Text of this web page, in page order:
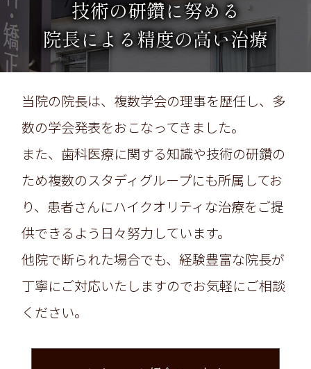
技術の研鑽に努める
院長による精度の高い治療
当院の院長は、複数学会の理事を歴任し、多
数の学会発表をおこなってきました。
また、歯科医療に関する知識や技術の研鑽の
ため複数のスタディグループにも所属してお
り、 患者さんにハイクオリティな治療をご提
供できるよう日々努力しています。
他院で断られた場合でも、経験豊富な院長が
丁寧にご対応いたしますのでお気軽にご相談
ください。